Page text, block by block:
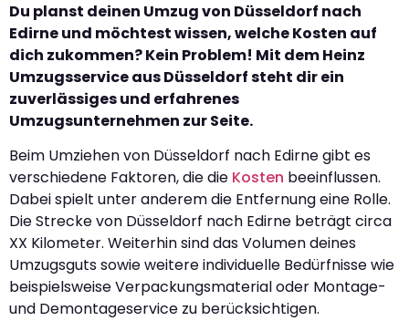
Du planst deinen Umzug von Düsseldorf nach
Edirne und möchtest wissen, welche Kosten auf
dich zukommen? Kein Problem! Mit dem Heinz
Umzugsservice aus Düsseldorf steht dir ein
zuverlässiges und erfahrenes
Umzugsunternehmen zur Seite.
Beim Umziehen von Düsseldorf nach Edirne gibt es
verschiedene Faktoren, die die Kosten beeinflussen.
Dabei spielt unter anderem die Entfernung eine Rolle.
Die Strecke von Düsseldorf nach Edirne beträgt circa
XX Kilometer. Weiterhin sind das Volumen deines
Umzugsguts sowie weitere individuelle Bedürfnisse wie
beispielsweise Verpackungsmaterial oder Montage-
und Demontageservice zu berücksichtigen.